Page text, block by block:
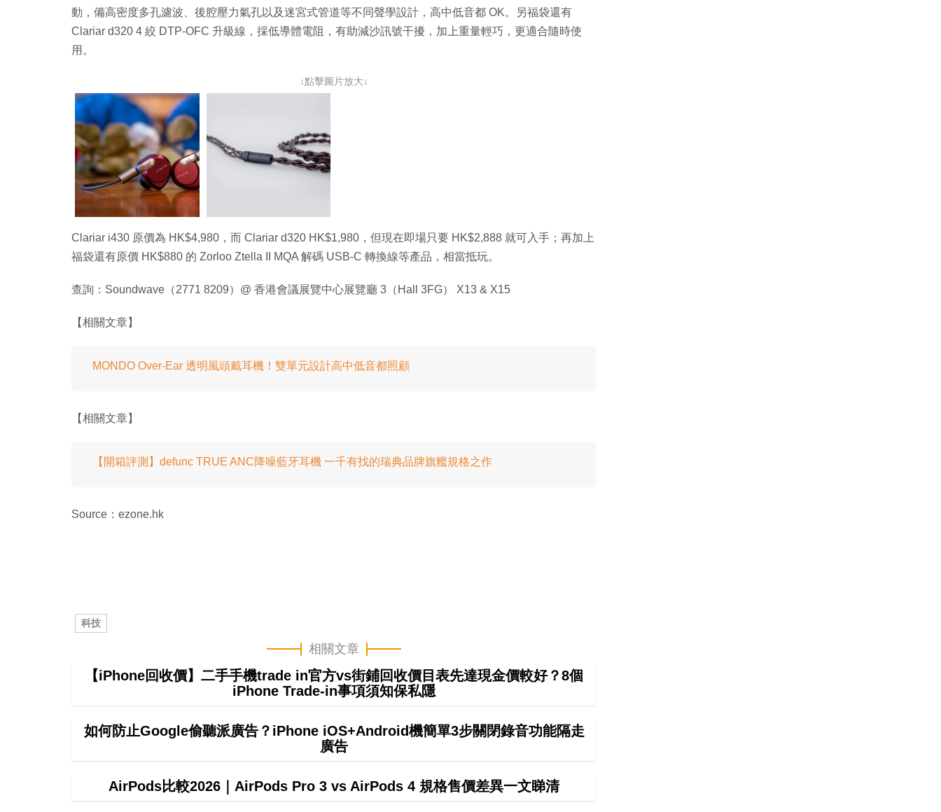
動，備高密度多孔濾波、後腔壓力氣孔以及迷宮式管道等不同聲學設計，高中低音都 OK。另福袋還有
Clariar d320 4 絞 DTP-OFC 升級線，採低導體電阻，有助減沙訊號干擾，加上重量輕巧，更適合隨時使
用。
↓點擊圖片放大↓
Clariar i430 原價為 HK$4,980，而 Clariar d320 HK$1,980，但現在即場只要 HK$2,888 就可入手；再加上
福袋還有原價 HK$880 的 Zorloo Ztella II MQA 解碼 USB-C 轉換線等產品，相當抵玩。
查詢：Soundwave（2771 8209）@ 香港會議展覽中心展覽廳 3（Hall 3FG） X13 & X15
【相關文章】
MONDO Over-Ear 透明風頭戴耳機！雙單元設計高中低音都照顧
【相關文章】
【開箱評測】defunc TRUE ANC降噪藍牙耳機 一千有找的瑞典品牌旗艦規格之作
Source：ezone.hk
科技
相關文章
【iPhone回收價】二手手機trade in官方vs街鋪回收價目表先達現金價較好？8個
iPhone Trade-in事項須知保私隱
如何防止Google偷聽派廣告？iPhone iOS+Android機簡單3步關閉錄音功能隔走
廣告
AirPods比較2026｜AirPods Pro 3 vs AirPods 4 規格售價差異一文睇清